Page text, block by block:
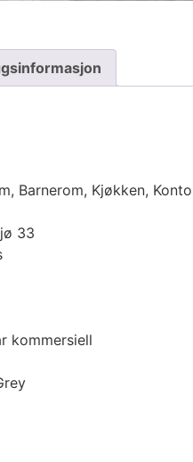
Barnerom, Kjøkken,
33
kommersiell